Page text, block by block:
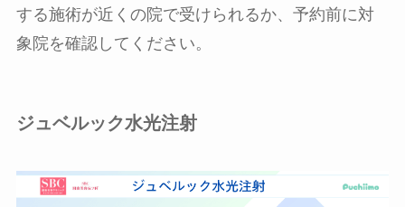
する施術が近くの院で受けられるか、予約前に対
象院を確認してください。
ジュベルック水光注射